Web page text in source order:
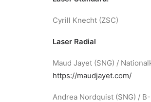
Cyrill Knecht (ZSC)
Laser Radial
Maud Jayet (SNG) /
https://maudjayet.com/
Andrea Nordquist (SNG) /